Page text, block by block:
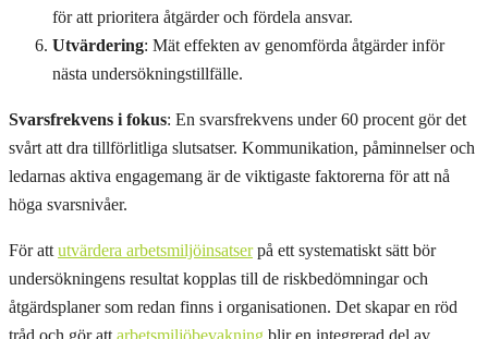
för att prioritera åtgärder och fördela ansvar.
Utvärdering: Mät effekten av genomförda åtgärder inför
nästa undersökningstillfälle.
Svarsfrekvens i fokus: En svarsfrekvens under 60 procent gör det
svårt att dra tillförlitliga slutsatser. Kommunikation, påminnelser och
ledarnas aktiva engagemang är de viktigaste faktorerna för att nå
höga svarsnivåer.
För att utvärdera arbetsmiljöinsatserpå ett systematiskt sätt bör
undersökningens resultat kopplas till de riskbedömningar och
åtgärdsplaner som redan finns i organisationen. Det skapar en röd